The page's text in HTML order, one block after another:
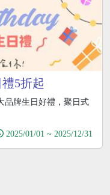
5折起
品牌生日好禮，聚日式
2025/01/01 ~ 2025/12/31